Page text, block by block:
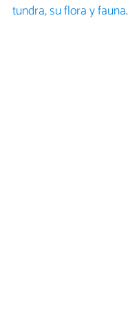
tundra, su flora y fauna.